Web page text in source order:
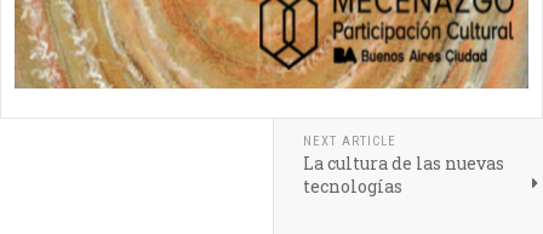
NEXT ARTICLE
La cultura de las nuevas
tecnologías